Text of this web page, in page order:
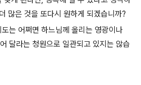
많은 것을 또다시 원하게 되겠습니까?
는 어쩌면 하느님께 올리는 영광이나
달라는 청원으로 일관되고 있지는 않습